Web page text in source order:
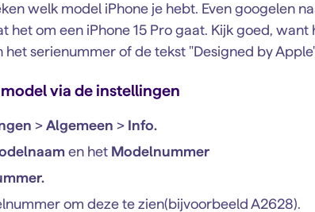
welk model iPhone je hebt. Even googelen
het om een iPhone 15 Pro gaat. Kijk goed,
het serienummer of de tekst "Designed by
via de instellingen
> Algemeen > Info.
en het Modelnummer
om deze te zien(bijvoorbeeld A2628).